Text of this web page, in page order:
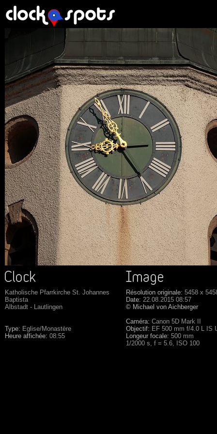
Katholische Pfarrkirche St. Johannes
Baptista
Albstadt - Lautlingen
Type: Eglise/Monastère
Heure affichée: 08:55
Résolution originale: 5458 x
Date: 22.08.2015 08:57
© Michael von Aichberger
Caméra: Canon 5D Mark II
Objectif: EF 500 mm f/4.0 L IS
Longeur focale: 500 mm
1/2000 s, f = 5.6, ISO 100